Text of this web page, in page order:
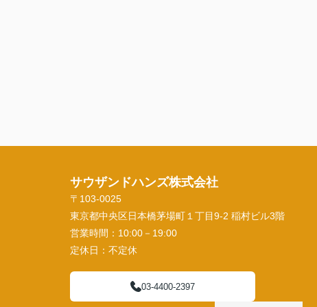
サウザンドハンズ株式会社
〒103-0025
東京都中央区日本橋茅場町１丁目9-2 稲村ビル3階
営業時間： 10:00－19:00
定休日： 不定休
03-4400-2397